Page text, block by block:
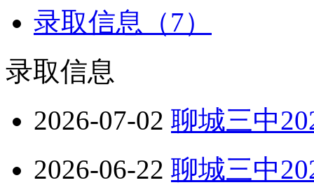
录取信息（7）
录取信息
2026-07-02 聊城三中
2026-06-22 聊城三中